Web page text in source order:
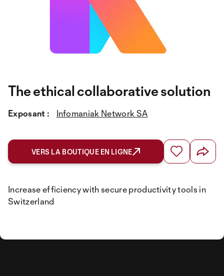
The ethical collaborative solution
Exposant : Infomaniak Network SA
VERS LA BOUTIQUE EN LIGNE
Increase efficiency with secure productivity tools in
Switzerland